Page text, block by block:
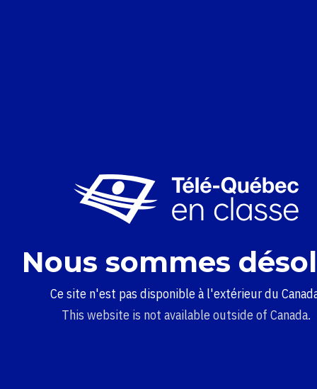
Nous sommes
Ce site n'est pas disponible à l'extérieur du
This website is not available outside of Canada.